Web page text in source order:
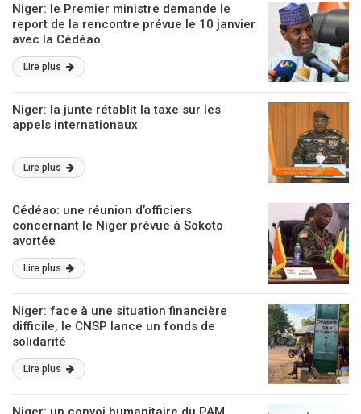
Niger: le Premier ministre demande le
report de la rencontre prévue le 10 janvier
avec la Cédéao
Lire plus
Niger: la junte rétablit la taxe sur les
appels internationaux
Lire plus
Cédéao: une réunion d’officiers
concernant le Niger prévue à Sokoto
avortée
Lire plus
Niger: face à une situation financière
difficile, le CNSP lance un fonds de
solidarité
Lire plus